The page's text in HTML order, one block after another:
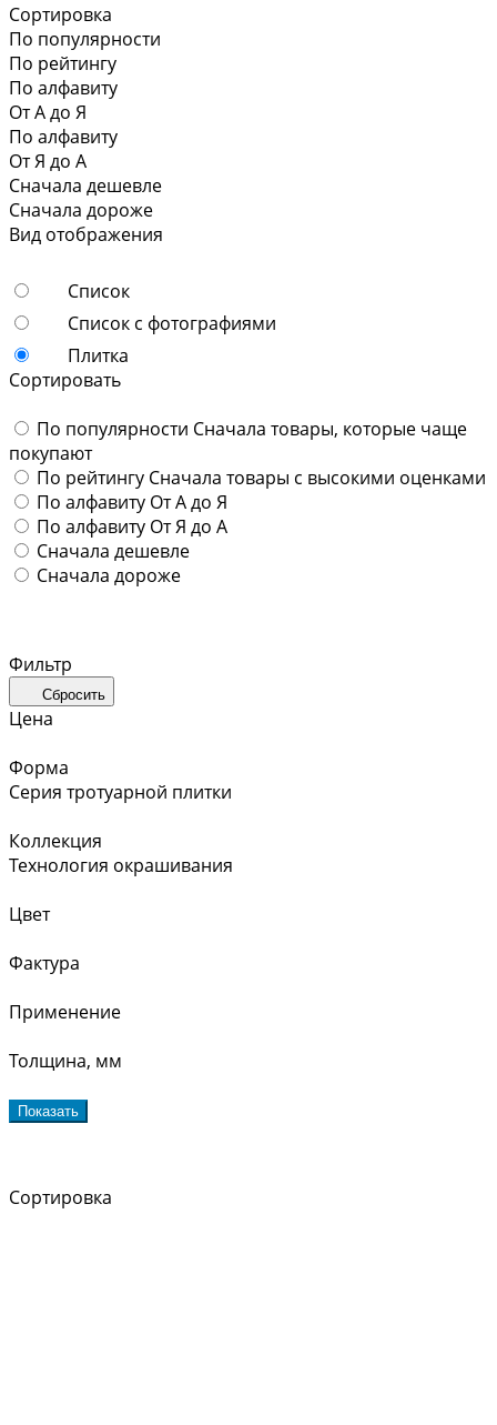
Сортировка
По популярности
По рейтингу
По алфавиту
От А до Я
По алфавиту
От Я до А
Сначала дешевле
Сначала дороже
Вид отображения
Список
Список с фотографиями
Плитка
Сортировать
По популярности Сначала товары, которые чаще
покупают
По рейтингу Сначала товары с высокими оценками
По алфавиту От А до Я
По алфавиту От Я до А
Сначала дешевле
Сначала дороже
Фильтр
Сбросить
Цена
Форма
Серия тротуарной плитки
Коллекция
Технология окрашивания
Цвет
Фактура
Применение
Толщина, мм
Показать
Сортировка